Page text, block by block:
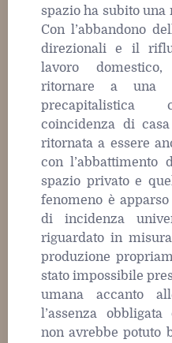
spazio ha subito
Con l’abbandono
direzionali e il
lavoro
ritornare a una
precapitalistica
coincidenza di
ritornata a essere
con l’abbattimento
spazio privato e
fenomeno è
di incidenza
riguardato in
produzione
stato impossibile
umana accanto
l’assenza
non avrebbe potuto